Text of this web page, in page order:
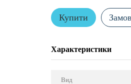
Купити
Характеристики
Вид